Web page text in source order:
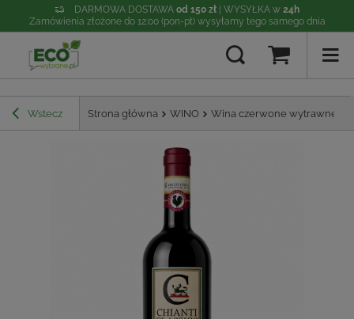
DARMOWA DOSTAWA od 150 zł | WYSYŁKA w 24h
Zamówienia złożone do 12:00 (pon-pt) wysyłamy tego samego dnia
Wstecz Strona główna WINO Wina czerwone wytrawne